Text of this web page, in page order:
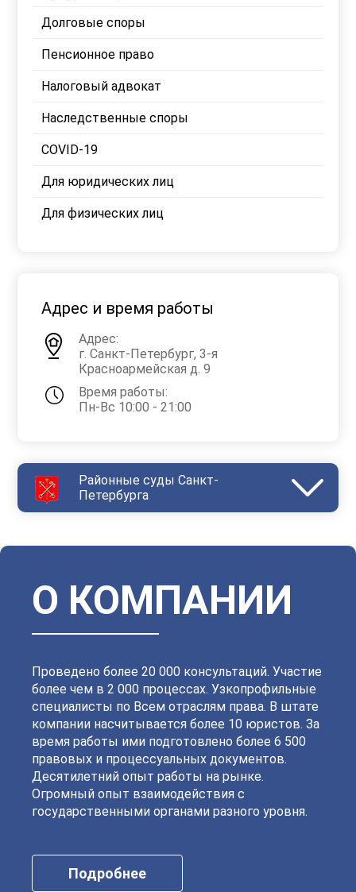
Долговые споры
Пенсионное право
Налоговый адвокат
Наследственные споры
COVID-19
Для юридических лиц
Для физических лиц
Адрес и время работы
Адрес:
г. Санкт-Петербург, 3-я
Красноармейская д. 9
Время работы:
Пн-Вс 10:00 - 21:00
Районные суды Санкт-
Петербурга
Московский
Невский Октябрьский
Петроградский
Петродворцовый
Приморский Пушкинский
Сестрорецкий
Смольнинский
О КОМПАНИИ
Проведено более 20 000 консультаций. Участие
более чем в 2 000 процессах. Узкопрофильные
специалисты по Всем отраслям права. В штате
компании насчитывается более 10 юристов. За
время работы ими подготовлено более 6 500
правовых и процессуальных документов.
Десятилетний опыт работы на рынке.
Огромный опыт взаимодействия с
государственными органами разного уровня.
Подробнее